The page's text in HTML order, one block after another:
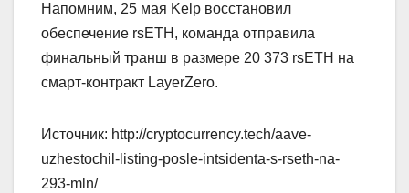
Напомним, 25 мая Kelp восстановил
обеспечение rsETH, команда отправила
финальный транш в размере 20 373 rsETH на
смарт-контракт LayerZero.
Источник: http://cryptocurrency.tech/aave-
uzhestochil-listing-posle-intsidenta-s-rseth-na-
293-mln/